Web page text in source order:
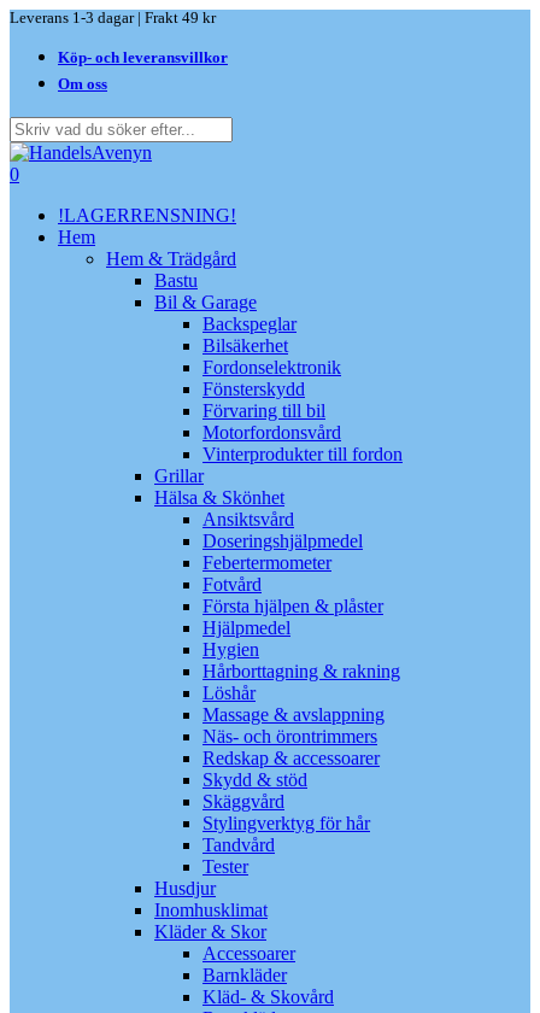
Skip
main
content
Leverans 1-3 dagar | Frakt 49 kr
Köp- och leveransvillkor
Om oss
Close
Search
search
0
!LAGERRENSNING!
Hem
Hem & Trädgård
Bastu
Bil & Garage
Backspeglar
Bilsäkerhet
Fordonselektronik
Fönsterskydd
Förvaring till bil
Motorfordonsvård
Vinterprodukter till fordon
Grillar
Hälsa & Skönhet
Ansiktsvård
Doseringshjälpmedel
Febertermometer
Fotvård
Första hjälpen & plåster
Hjälpmedel
Hygien
Hårborttagning & rakning
Löshår
Massage & avslappning
Näs- och örontrimmers
Redskap & accessoarer
Skydd & stöd
Skäggvård
Stylingverktyg för hår
Tandvård
Tester
Husdjur
Inomhusklimat
Kläder & Skor
Accessoarer
Barnkläder
Kläd- & Skovård